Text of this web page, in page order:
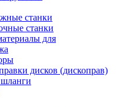
станки
станки
для
дисков (дископрав)